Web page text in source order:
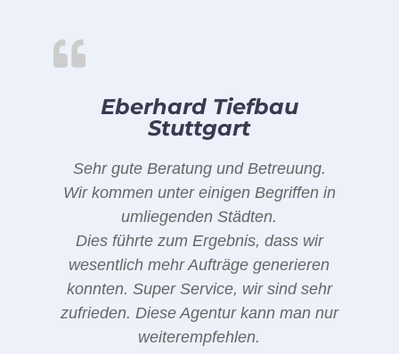
Eberhard Tiefbau
Stuttgart
Sehr gute Beratung und Betreuung.
Wir kommen unter einigen Begriffen in
umliegenden Städten.
Dies führte zum Ergebnis, dass wir
wesentlich mehr Aufträge generieren
konnten. Super Service, wir sind sehr
zufrieden. Diese Agentur kann man nur
weiterempfehlen.